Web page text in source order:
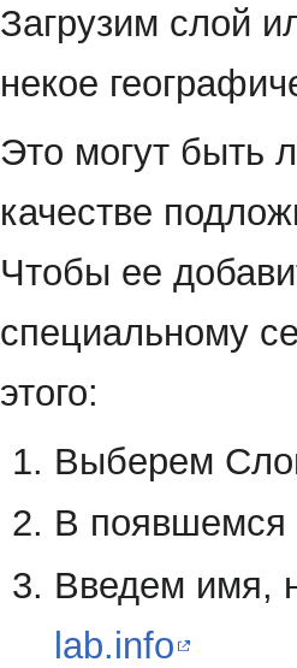
Загрузим слой
некое
Это могут быть
качестве
Чтобы ее
специальному
этого:
Выберем
В появшемся
Введем имя,
lab.info